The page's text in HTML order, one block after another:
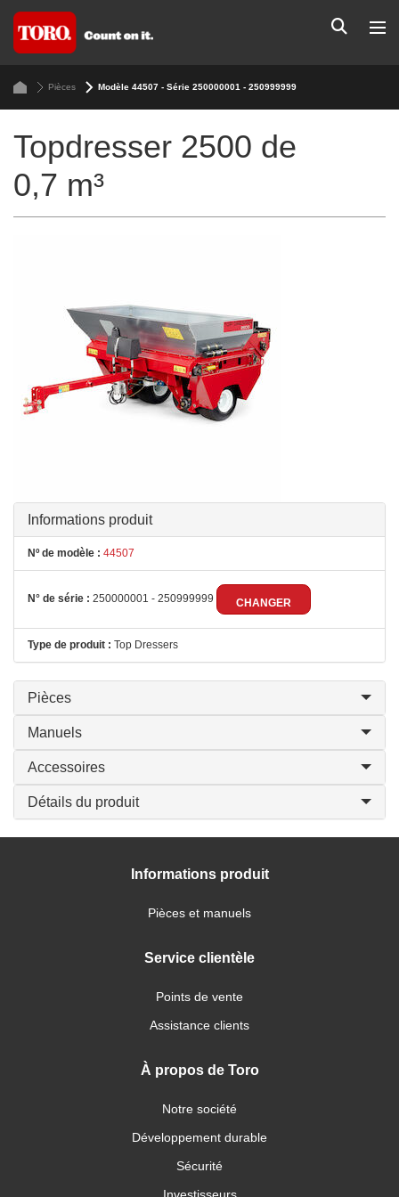
Pièces Modèle 44507 - Série 250000001 - 250999999
Topdresser 2500 de
0,7 m³
Informations produit
Nº de modèle : 44507
N° de série : 250000001 - 250999999 CHANGER
Type de produit : Top Dressers
Pièces
Manuels
Accessoires
Détails du produit
Informations produit
Pièces et manuels
Service clientèle
Points de vente
Assistance clients
À propos de Toro
Notre société
Développement durable
Sécurité